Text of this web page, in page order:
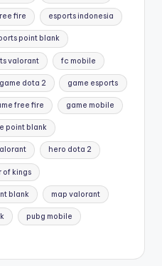
fire esports indonesia
point blank
valorant fc mobile
game dota 2 game esports
free fire game mobile
point blank
hero dota 2
of kings
blank map valorant
pubg mobile